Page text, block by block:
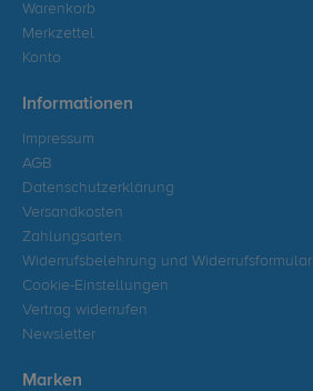
Warenkorb
Merkzettel
Konto
Informationen
Impressum
AGB
Datenschutzerklärung
Versandkosten
Zahlungsarten
Widerrufsbelehrung und Widerrufsformular
Cookie-Einstellungen
Vertrag widerrufen
Newsletter
Marken